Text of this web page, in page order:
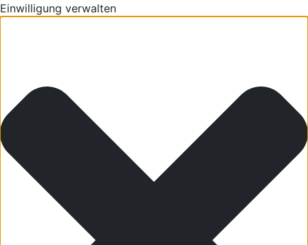
Einwilligung verwalten